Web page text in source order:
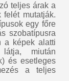
teljes árak a
felét mutatják.
egy főre
szobatípusra
a képek alatti
miután
és esetleges
a teljes